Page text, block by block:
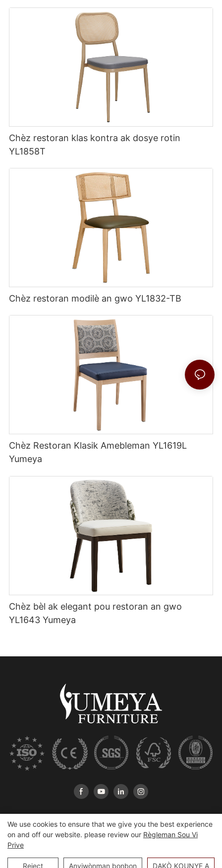
Chèz restoran klas kontra ak dosye rotin
YL1858T
Chèz restoran modilè an gwo YL1832-TB
Chèz Restoran Klasik Amebleman YL1619L
Yumeya
Chèz bèl ak elegant pou restoran an gwo
YL1643 Yumeya
Copyright © 2026 Heshan Yumeya Furniture Co., Ltd |
Sitemap
We use cookies to ensure that we give you the best experience
on and off our website. please review our Règleman Sou Vi
Prive
Reject Anviwònman bonbon DAKÒ KOUNYE A